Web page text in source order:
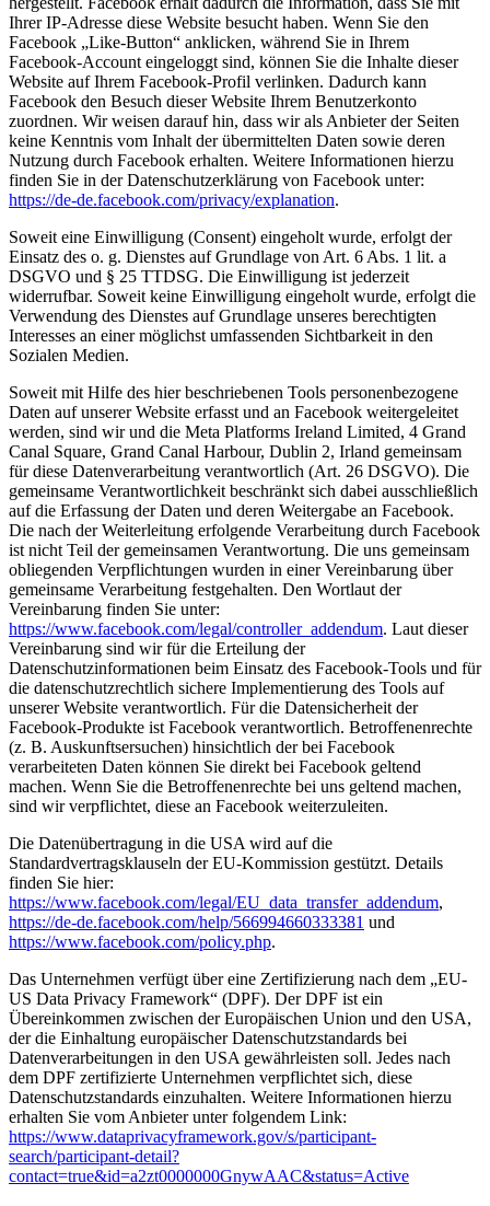
Ihrer IP-Adresse diese Website besucht haben. Wenn Sie den
Facebook „Like-Button“ anklicken, während Sie in Ihrem
Facebook-Account eingeloggt sind, können Sie die Inhalte dieser
Website auf Ihrem Facebook-Profil verlinken. Dadurch kann
Facebook den Besuch dieser Website Ihrem Benutzerkonto
zuordnen. Wir weisen darauf hin, dass wir als Anbieter der Seiten
keine Kenntnis vom Inhalt der übermittelten Daten sowie deren
Nutzung durch Facebook erhalten. Weitere Informationen hierzu
finden Sie in der Datenschutzerklärung von Facebook unter:
https://de-de.facebook.com/privacy/explanation.
Soweit eine Einwilligung (Consent) eingeholt wurde, erfolgt der
Einsatz des o. g. Dienstes auf Grundlage von Art. 6 Abs. 1 lit. a
DSGVO und § 25 TTDSG. Die Einwilligung ist jederzeit
widerrufbar. Soweit keine Einwilligung eingeholt wurde, erfolgt die
Verwendung des Dienstes auf Grundlage unseres berechtigten
Interesses an einer möglichst umfassenden Sichtbarkeit in den
Sozialen Medien.
Soweit mit Hilfe des hier beschriebenen Tools personenbezogene
Daten auf unserer Website erfasst und an Facebook weitergeleitet
werden, sind wir und die Meta Platforms Ireland Limited, 4 Grand
Canal Square, Grand Canal Harbour, Dublin 2, Irland gemeinsam
für diese Datenverarbeitung verantwortlich (Art. 26 DSGVO). Die
gemeinsame Verantwortlichkeit beschränkt sich dabei ausschließlich
auf die Erfassung der Daten und deren Weitergabe an Facebook.
Die nach der Weiterleitung erfolgende Verarbeitung durch Facebook
ist nicht Teil der gemeinsamen Verantwortung. Die uns gemeinsam
obliegenden Verpflichtungen wurden in einer Vereinbarung über
gemeinsame Verarbeitung festgehalten. Den Wortlaut der
Vereinbarung finden Sie unter:
https://www.facebook.com/legal/controller_addendum. Laut dieser
Vereinbarung sind wir für die Erteilung der
Datenschutzinformationen beim Einsatz des Facebook-Tools und für
die datenschutzrechtlich sichere Implementierung des Tools auf
unserer Website verantwortlich. Für die Datensicherheit der
Facebook-Produkte ist Facebook verantwortlich. Betroffenenrechte
(z. B. Auskunftsersuchen) hinsichtlich der bei Facebook
verarbeiteten Daten können Sie direkt bei Facebook geltend
machen. Wenn Sie die Betroffenenrechte bei uns geltend machen,
sind wir verpflichtet, diese an Facebook weiterzuleiten.
Die Datenübertragung in die USA wird auf die
Standardvertragsklauseln der EU-Kommission gestützt. Details
finden Sie hier:
https://www.facebook.com/legal/EU_data_transfer_addendum,
https://de-de.facebook.com/help/566994660333381 und
https://www.facebook.com/policy.php.
Das Unternehmen verfügt über eine Zertifizierung nach dem „EU-
US Data Privacy Framework“ (DPF). Der DPF ist ein
Übereinkommen zwischen der Europäischen Union und den USA,
der die Einhaltung europäischer Datenschutzstandards bei
Datenverarbeitungen in den USA gewährleisten soll. Jedes nach
dem DPF zertifizierte Unternehmen verpflichtet sich, diese
Datenschutzstandards einzuhalten. Weitere Informationen hierzu
erhalten Sie vom Anbieter unter folgendem Link:
https://www.dataprivacyframework.gov/s/participant-
search/participant-detail?
contact=true&id=a2zt0000000GnywAAC&status=Active